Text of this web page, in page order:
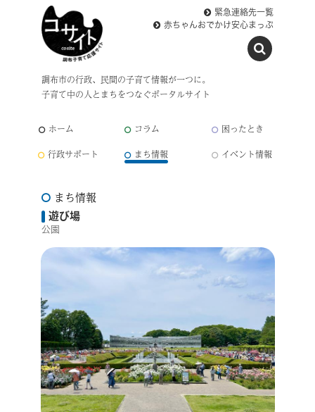
調布市の行政、民間の子育て情報が一つに。
子育て中の人とまちをつなぐポータルサイト
緊急連絡先一覧
赤ちゃんおでかけ安心まっぷ
ホーム コラム
困ったとき
行政サポート
まち情報 イベント情報
まち情報
遊び場
公園